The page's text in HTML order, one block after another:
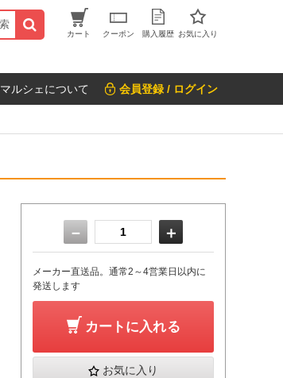
カート クーポン 購入履歴 お気に入り
ルシェについて 会員登録 / ログイン
－ ＋
メーカー直送品。通常2～4営業日以内に
発送します
カートに入れる
お気に入り